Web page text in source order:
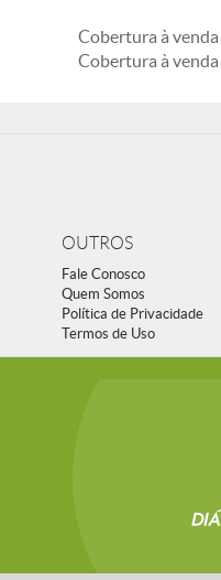
Cobertura à
Cobertura à
OUTROS
Fale Conosco
Quem Somos
Política de Privacidade
Termos de Uso